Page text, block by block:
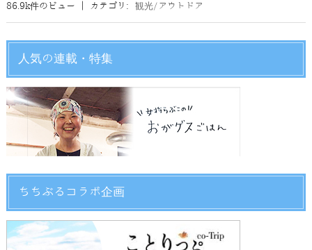
86.9k件のビュー カテゴリ: 観光/アウトドア
人気の連載・特集
ちちぶるコラボ企画